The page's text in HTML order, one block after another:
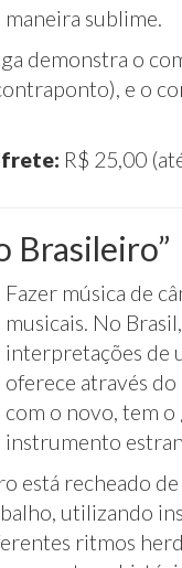
maneira sublime.
demonstra o
e o
frete: R$ 25,00
Brasileiro”
Fazer música de
musicais. No
interpretações de
oferece através
com o novo, tem o
instrumento
está recheado
utilizando
ritmos